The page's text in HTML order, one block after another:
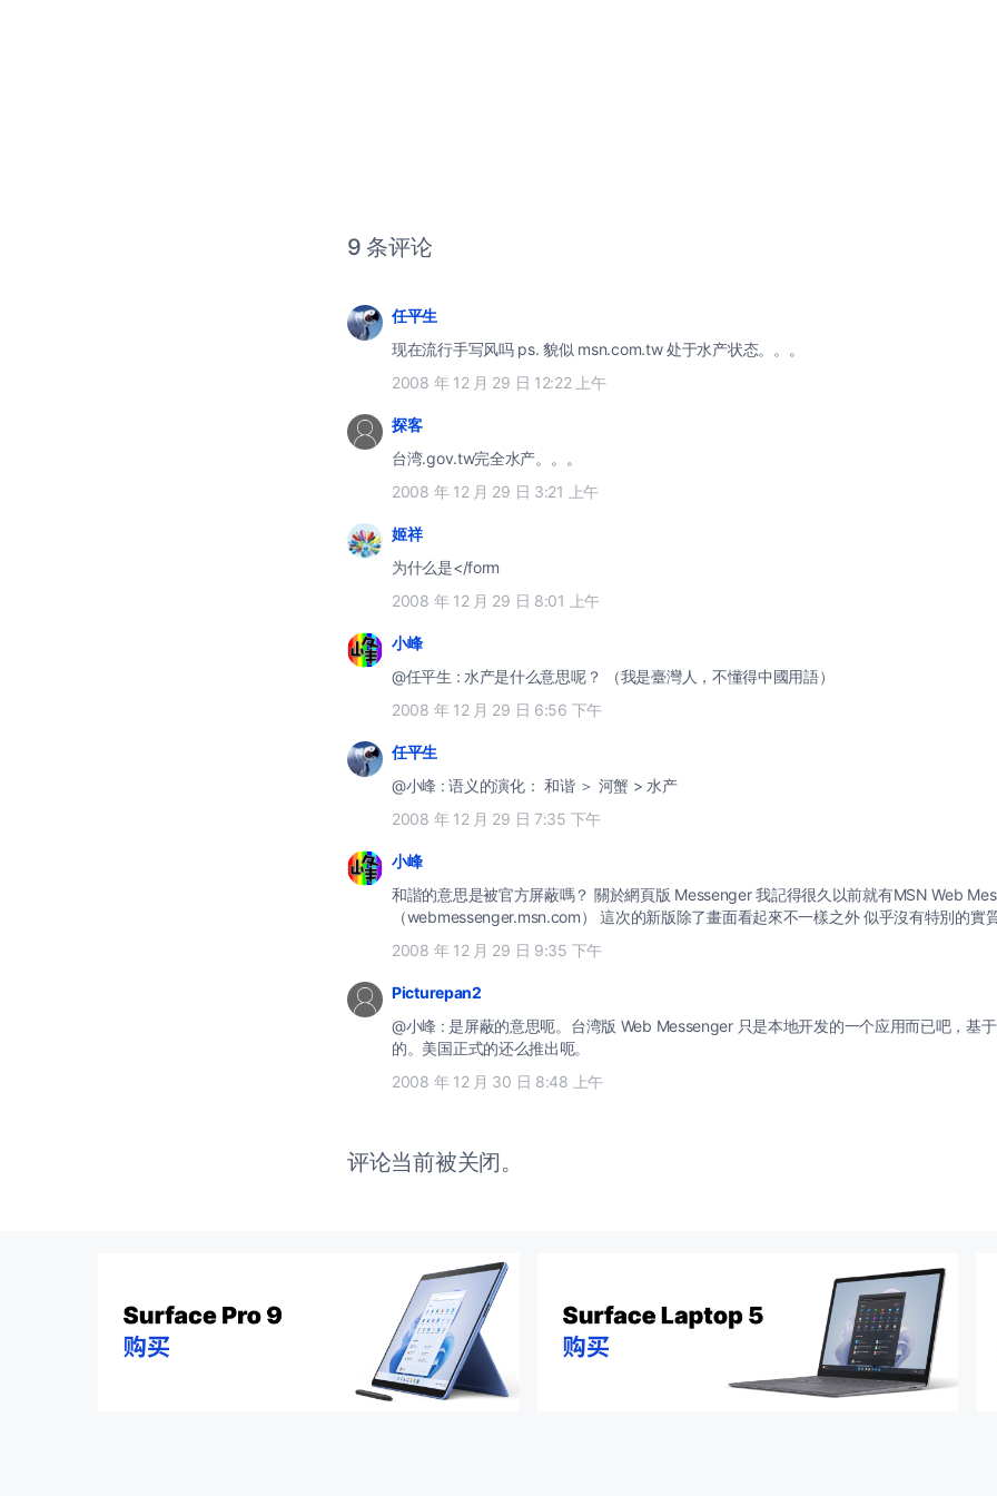
9 条评论
任平生
现在流行手写风吗 ps. 貌似 msn.com.tw 处于水产状态。。。
2008 年 12 月 29 日 12:22 上午
探客
台湾.gov.tw完全水产。。。
2008 年 12 月 29 日 3:21 上午
姬祥
为什么是</form
2008 年 12 月 29 日 8:01 上午
小峰
@任平生 : 水产是什么意思呢？ （我是臺灣人，不懂得中國用語）
2008 年 12 月 29 日 6:56 下午
任平生
@小峰 : 语义的演化： 和谐 ＞ 河蟹 > 水产
2008 年 12 月 29 日 7:35 下午
小峰
和諧的意思是被官方屏蔽嗎？ 關於網頁版 Messenger 我記得很久以前就有MSN Web
（webmessenger.msn.com） 這次的新版除了畫面看起來不一樣之外 似乎沒有特別的實
2008 年 12 月 29 日 9:35 下午
Picturepan2
@小峰 : 是屏蔽的意思呃。台湾版 Web Messenger 只是本地开发的一个应用而已吧，基
的。美国正式的还么推出呃。
2008 年 12 月 30 日 8:48 上午
评论当前被关闭。